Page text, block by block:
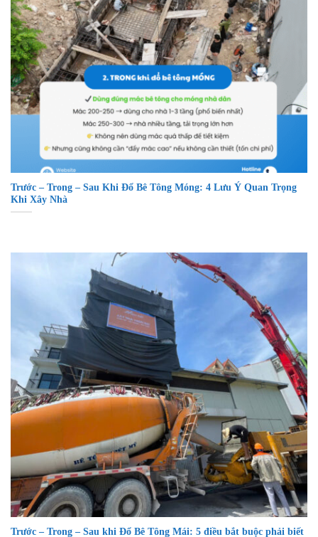
Trước – Trong – Sau Khi Đổ Bê Tông Móng: 4 Lưu Ý Quan Trọng
Khi Xây Nhà
Trước – Trong – Sau khi Đổ Bê Tông Mái: 5 điều bắt buộc phải biết